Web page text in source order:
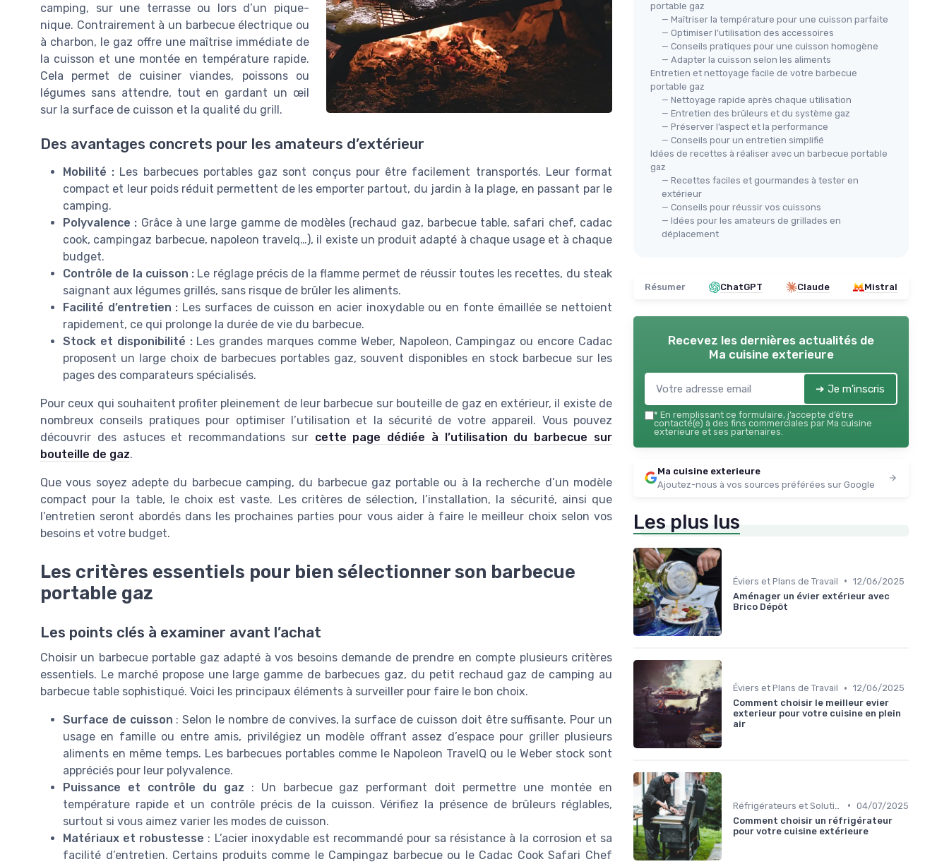
camping, sur une terrasse ou lors d’un pique-
nique. Contrairement à un barbecue électrique ou
à charbon, le gaz offre une maîtrise immédiate de
la cuisson et une montée en température rapide.
Cela permet de cuisiner viandes, poissons ou
légumes sans attendre, tout en gardant un œil
sur la surface de cuisson et la qualité du grill.
Des avantages concrets pour les amateurs d’extérieur
Mobilité : Les barbecues portables gaz sont conçus pour être facilement transportés. Leur format
compact et leur poids réduit permettent de les emporter partout, du jardin à la plage, en passant par le
camping.
Polyvalence : Grâce à une large gamme de modèles (rechaud gaz, barbecue table, safari chef, cadac
cook, campingaz barbecue, napoleon travelq…), il existe un produit adapté à chaque usage et à chaque
budget.
Contrôle de la cuisson : Le réglage précis de la flamme permet de réussir toutes les recettes, du steak
saignant aux légumes grillés, sans risque de brûler les aliments.
Facilité d’entretien : Les surfaces de cuisson en acier inoxydable ou en fonte émaillée se nettoient
rapidement, ce qui prolonge la durée de vie du barbecue.
Stock et disponibilité :Les grandes marques comme Weber, Napoleon, Campingaz ou encore Cadac
proposent un large choix de barbecues portables gaz, souvent disponibles en stock barbecue sur les
pages des comparateurs spécialisés.
Pour ceux qui souhaitent profiter pleinement de leur barbecue sur bouteille de gaz en extérieur, il existe de
nombreux conseils pratiques pour optimiser l’utilisation et la sécurité de votre appareil. Vous pouvez
découvrir des astuces et recommandations sur cette page dédiée à l’utilisation du barbecue sur
bouteille de gaz.
Que vous soyez adepte du barbecue camping, du barbecue gaz portable ou à la recherche d’un modèle
compact pour la table, le choix est vaste. Les critères de sélection, l’installation, la sécurité, ainsi que
l’entretien seront abordés dans les prochaines parties pour vous aider à faire le meilleur choix selon vos
besoins et votre budget.
Les critères essentiels pour bien sélectionner son barbecue
portable gaz
Les points clés à examiner avant l’achat
Choisir un barbecue portable gaz adapté à vos besoins demande de prendre en compte plusieurs critères
essentiels. Le marché propose une large gamme de barbecues gaz, du petit rechaud gaz de camping au
barbecue table sophistiqué. Voici les principaux éléments à surveiller pour faire le bon choix.
Surface de cuisson : Selon le nombre de convives, la surface de cuisson doit être suffisante. Pour un
usage en famille ou entre amis, privilégiez un modèle offrant assez d’espace pour griller plusieurs
aliments en même temps. Les barbecues portables comme le Napoleon TravelQ ou le Weber stock sont
appréciés pour leur polyvalence.
Puissance et contrôle du gaz : Un barbecue gaz performant doit permettre une montée en
température rapide et un contrôle précis de la cuisson. Vérifiez la présence de brûleurs réglables,
surtout si vous aimez varier les modes de cuisson.
Matériaux et robustesse : L’acier inoxydable est recommandé pour sa résistance à la corrosion et sa
facilité d’entretien. Certains produits comme le Campingaz barbecue ou le Cadac Cook Safari Chef
portable gaz
— Maîtriser la température pour une cuisson parfaite
— Optimiser l’utilisation des accessoires
— Conseils pratiques pour une cuisson homogène
— Adapter la cuisson selon les aliments
Entretien et nettoyage facile de votre barbecue
portable gaz
— Nettoyage rapide après chaque utilisation
— Entretien des brûleurs et du système gaz
— Préserver l’aspect et la performance
— Conseils pour un entretien simplifié
Idées de recettes à réaliser avec un barbecue portable
gaz
— Recettes faciles et gourmandes à tester en
extérieur
— Conseils pour réussir vos cuissons
— Idées pour les amateurs de grillades en
déplacement
Résumer ChatGPT Claude Mistral
Recevez les dernières actualités de
Ma cuisine exterieure
➔ Je m'inscris
* En remplissant ce formulaire, j’accepte d’être
contacté(e) à des fins commerciales par Ma cuisine
exterieure et ses partenaires.
Ma cuisine exterieure
Ajoutez-nous à vos sources préférées sur Google
Les plus lus
Éviers et Plans de Travail • 12/06/2025
Aménager un évier extérieur avec
Brico Dépôt
Éviers et Plans de Travail • 12/06/2025
Comment choisir le meilleur evier
exterieur pour votre cuisine en plein
air
• 04/07/2025
Comment choisir un réfrigérateur
pour votre cuisine extérieure